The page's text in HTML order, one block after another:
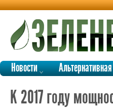
Новости
К 2017 году